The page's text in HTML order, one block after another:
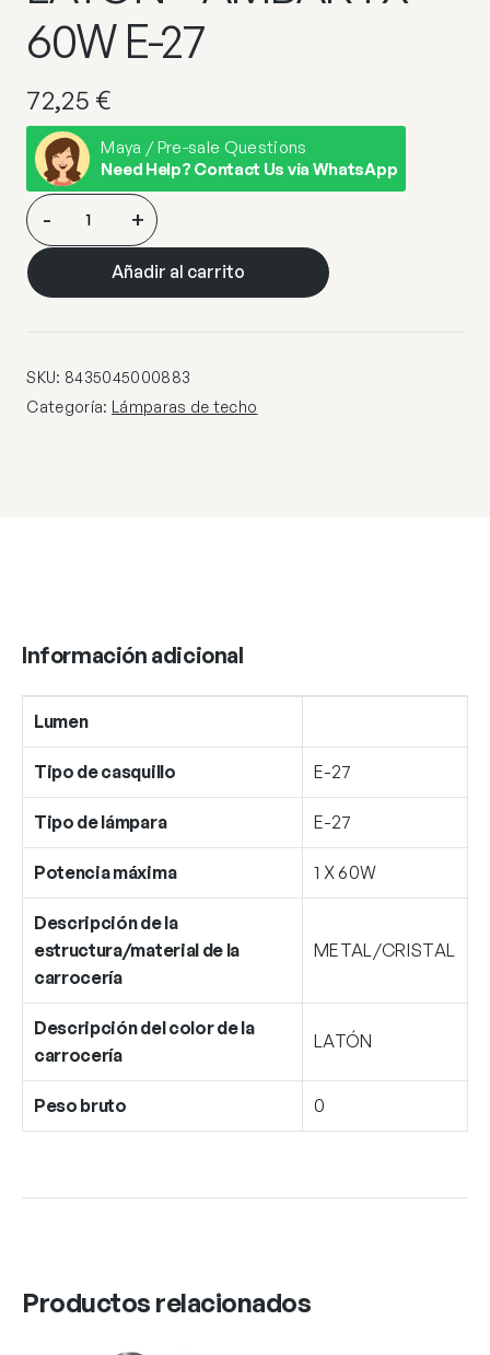
60W E-27
72,25 €
Maya / Pre-sale Questions
Need Help? Contact Us via WhatsApp
COLGANTE
UMBRIA
LATÓN
–
X
60W
- +
Añadir al carrito
SKU: 8435045000883
Categoría: Lámparas de techo
Información adicional
Lumen
Tipo de casquillo E-27
Tipo de lámpara E-27
Potencia máxima 1 X 60W
Descripción de la
estructura/material de la
carrocería
METAL/CRISTAL
Descripción del color de la
carrocería
LATÓN
Peso bruto 0
Productos relacionados